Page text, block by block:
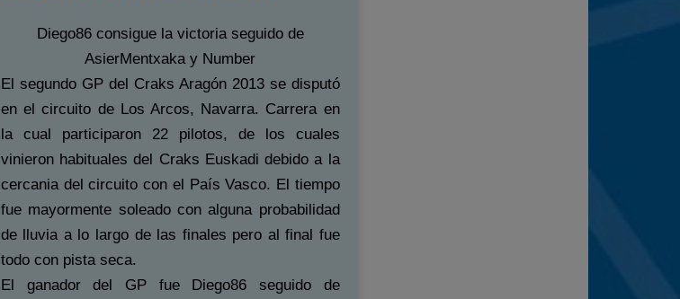
Diego86 consigue la victoria seguido de
AsierMentxaka y Number
El segundo GP del Craks Aragón 2013 se disputó
en el circuito de Los Arcos, Navarra. Carrera en
la cual participaron 22 pilotos, de los cuales
vinieron habituales del Craks Euskadi debido a la
cercania del circuito con el País Vasco. El tiempo
fue mayormente soleado con alguna probabilidad
de lluvia a lo largo de las finales pero al final fue
todo con pista seca.
El ganador del GP fue Diego86 seguido de